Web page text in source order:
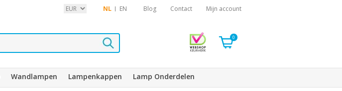
NL EN Blog Contact Mijn account
0
Wandlampen Lampenkappen Lamp Onderdelen